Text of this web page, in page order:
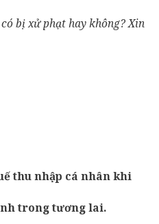
bị xử phạt hay không?Xin
thu nhập cá nhân khi
trong tương lai.